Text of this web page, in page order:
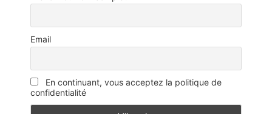
Email
En continuant, vous acceptez la politique de
confidentialité